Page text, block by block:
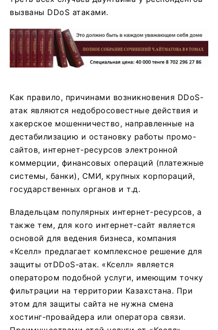
вызваны DDoS атаками.
Как правило, причинами возникновения DDoS-
атак являются недобросовестные действия и
хакерское мошенничество, направленные на
дестабилизацию и остановку работы промо-
сайтов, интернет-ресурсов электронной
коммерции, финансовых операций (платежные
системы, банки), СМИ, крупных корпораций,
государственных органов и т.д.
Владельцам популярных интернет-ресурсов, а
также тем, для кого интернет-сайт является
основой для ведения бизнеса, компания
«Кселл» предлагает комплексное решение для
защиты отDDoS-атак. «Кселл» является
оператором подобной услуги, имеющим точку
фильтрации на территории Казахстана. При
этом для защиты сайта не нужна смена
хостинг-провайдера или оператора связи.